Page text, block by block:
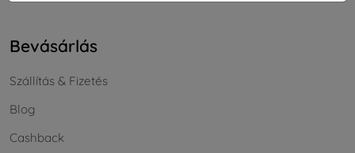
Bevásárlás
Szállítás & Fizetés
Blog
Cashback